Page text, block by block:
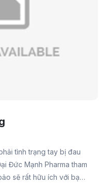
tình trạng tay bị đau
Đức Mạnh Pharma tham
sẽ rất hữu ích với bạn